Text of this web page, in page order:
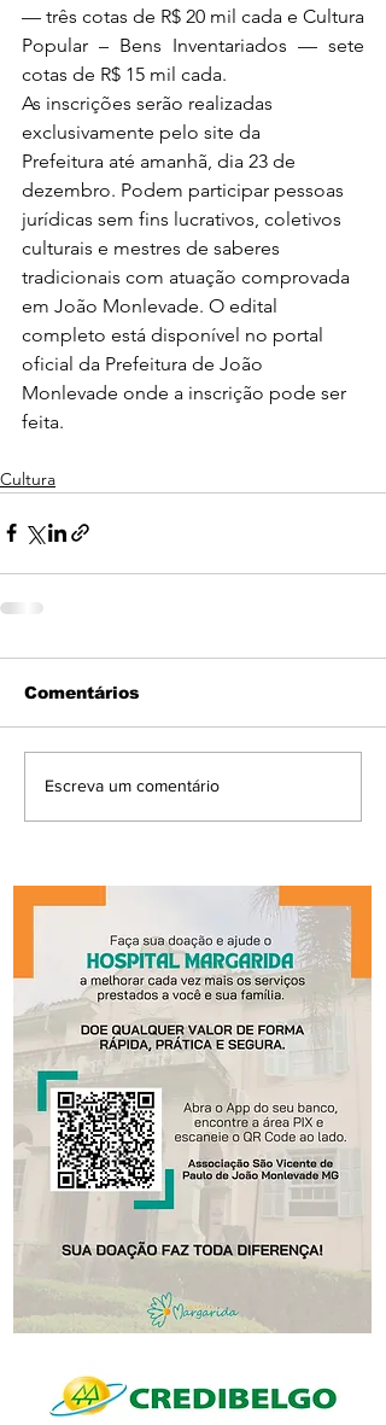
— três cotas de R$ 20 mil cada e Cultura
Popular – Bens Inventariados — sete
cotas de R$ 15 mil cada.
As inscrições serão realizadas
exclusivamente pelo site da
Prefeitura até amanhã, dia 23 de
dezembro. Podem participar pessoas
jurídicas sem fins lucrativos, coletivos
culturais e mestres de saberes
tradicionais com atuação comprovada
em João Monlevade. O edital
completo está disponível no portal
oficial da Prefeitura de João
Monlevade onde a inscrição pode ser
feita.
Cultura
Comentários
Escreva um comentário